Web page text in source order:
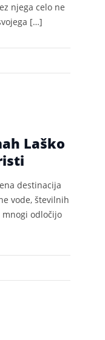
njega celo ne
[…]
Laško
destinacija
vode, številnih
mnogi odločijo